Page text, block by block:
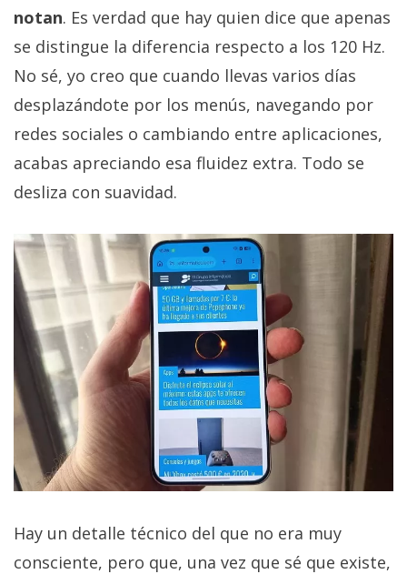
notan. Es verdad que hay quien dice que apenas
se distingue la diferencia respecto a los 120 Hz.
No sé, yo creo que cuando llevas varios días
desplazándote por los menús, navegando por
redes sociales o cambiando entre aplicaciones,
acabas apreciando esa fluidez extra. Todo se
desliza con suavidad.
Hay un detalle técnico del que no era muy
consciente, pero que, una vez que sé que existe,